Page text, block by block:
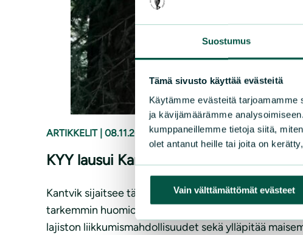
Suostumus
Tämä sivusto käyttää evästeitä
Käytämme evästeitä
ja kävijämäärämme
kumppaneillemme tietoja siitä,
olet antanut heille tai joita on
Vain välttämättömät evästeet
ARTIKKELIT 08.11.2025
KYY lausui Kantvikin
Kantvik sijaitsee tärkeällä Porkkala-Meiko-
tarkemmin huomioon Uusimaa-kaavan 2050
lajiston liikkumismahdollisuudet sekä ylläpitää